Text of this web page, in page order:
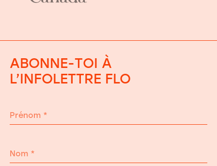
ABONNE-TOI À
L’INFOLETTRE FLO
Prénom *
Nom *